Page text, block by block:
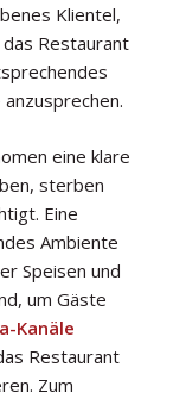
Klientel,
Restaurant
eine klare
sterben
Eine
Ambiente
Speisen und
um Gäste
Kanäle
Restaurant
Zum